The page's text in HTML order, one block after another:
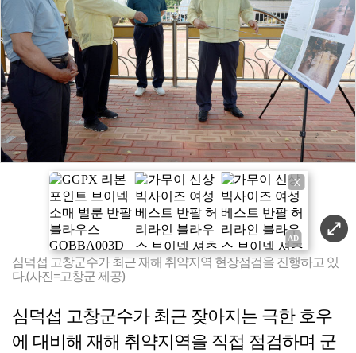
X
심덕섭 고창군수가 최근 재해 취약지역 현장점검을 진행하고 있
다.(사진=고창군 제공)
심덕섭 고창군수가 최근 잦아지는 극한 호우
에 대비해 재해 취약지역을 직접 점검하며 군